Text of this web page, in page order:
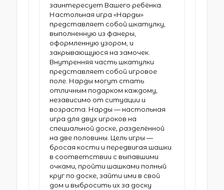
заинтересует Вашего ребёнка.
Настольная игра «Нарды»
представляет собой шкатулку,
выполненную из фанеры,
оформленную узором, и
закрывающуюся на замочек.
Внутренняя часть шкатулки
представляет собой игровое
поле. Нарды могут стать
отличным подарком каждому,
независимо от ситуации и
возраста. Нарды — настольная
игра для двух игроков на
специальной доске, разделённой
на две половины. Цель игры —
бросая кости и передвигая шашки
в соответствии с выпавшими
очками, пройти шашками полный
круг по доске, зайти ими в свой
дом и выбросить их за доску